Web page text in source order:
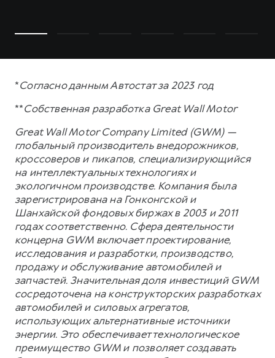
*Согласно данным Автостат за 2023 год
**Собственная разработка Great Wall Motor
Great Wall Motor Company Limited (GWM) —
глобальный производитель внедорожников,
кроссоверов и пикапов, специализирующийся
на интеллектуальных технологиях и
экологичном производстве. Компания была
зарегистрирована на Гонконгской и
Шанхайской фондовых биржах в 2003 и 2011
годах соответственно. Сфера деятельности
концерна GWM включает проектирование,
исследования и разработки, производство,
продажу и обслуживание автомобилей и
запчастей. Значительная доля инвестиций GWM
сосредоточена на конструкторских разработках
автомобилей и силовых агрегатов,
использующих альтернативные источники
энергии. Это обеспечивает технологическое
преимущество GWM и позволяет создавать